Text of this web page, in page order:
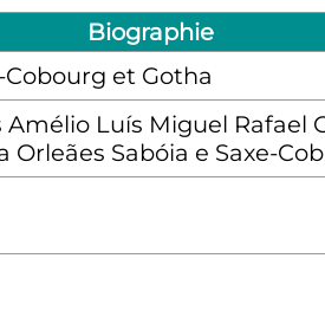
Biographie
et Gotha
Luís Miguel Rafael
Orleães Sabóia e Saxe-